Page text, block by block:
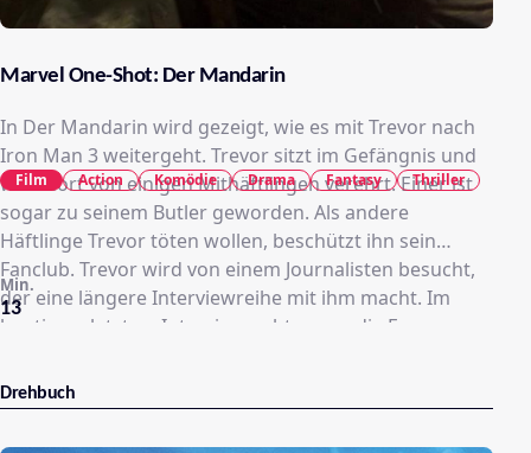
Marvel One-Shot: Der Mandarin
In Der Mandarin wird gezeigt, wie es mit Trevor nach
Iron Man 3 weitergeht. Trevor sitzt im Gefängnis und
wird dort von einigen Mithäftlingen verehrt. Einer ist
sogar zu seinem Butler geworden. Als andere
Häftlinge Trevor töten wollen, beschützt ihn sein
Fanclub. Trevor wird von einem Journalisten besucht,
der eine längere Interviewreihe mit ihm macht. Im
heutigen, letzten, Interview geht es um die Frage, wer
Trevor in seinem ganzen Leben erfolglos war, bis er
den Mandarin spielte. Gegen Ende des Interviews wird
13
Min.
Film Action Komödie Drama Fantasy Thriller
Drehbuch